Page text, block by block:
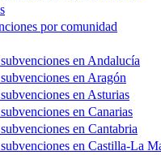
por comunidad
en Andalucía
en Aragón
en Asturias
en Canarias
en Cantabria
en Castilla-La